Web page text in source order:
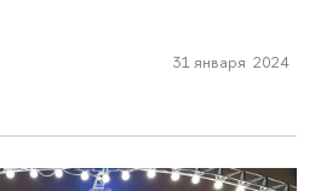
31 января 2024